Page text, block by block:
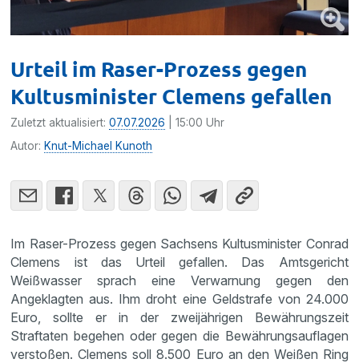
Urteil im Raser-Prozess gegen
Kultusminister Clemens gefallen
Zuletzt aktualisiert:07.07.2026 | 15:00 Uhr
Autor: Knut-Michael Kunoth
Im Raser-Prozess gegen Sachsens Kultusminister Conrad
Clemens ist das Urteil gefallen. Das Amtsgericht
Weißwasser sprach eine Verwarnung gegen den
Angeklagten aus. Ihm droht eine Geldstrafe von 24.000
Euro, sollte er in der zweijährigen Bewährungszeit
Straftaten begehen oder gegen die Bewährungsauflagen
verstoßen. Clemens soll 8.500 Euro an den Weißen Ring